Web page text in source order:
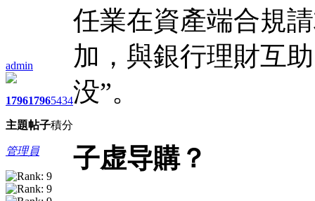
admin
1796
主題
1796
帖子
5434
積分
管理員
任業在資產端合規
加，與銀行理財互
没”。
子虚导購？